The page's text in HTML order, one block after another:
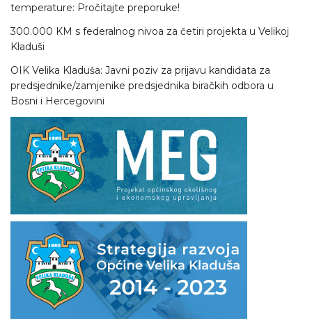
temperature: Pročitajte preporuke!
300.000 KM s federalnog nivoa za četiri projekta u Velikoj
Kladuši
OIK Velika Kladuša: Javni poziv za prijavu kandidata za
predsjednike/zamjenike predsjednika biračkih odbora u
Bosni i Hercegovini